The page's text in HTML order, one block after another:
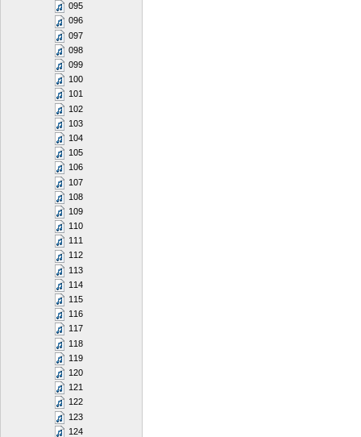
095
096
097
098
099
100
101
102
103
104
105
106
107
108
109
110
111
112
113
114
115
116
117
118
119
120
121
122
123
124